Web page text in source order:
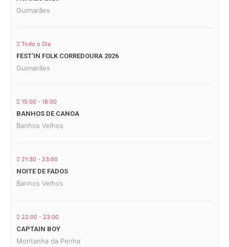
Guimarães
Todo o Dia
FEST’IN FOLK CORREDOURA 2026
Guimarães
15:00 - 18:00
BANHOS DE CANOA
Banhos Velhos
21:30 - 23:00
NOITE DE FADOS
Banhos Velhos
22:00 - 23:00
CAPTAIN BOY
Montanha da Penha